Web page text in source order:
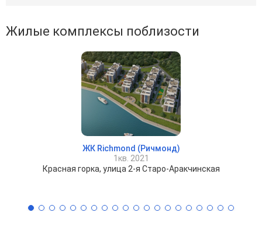
Жилые комплексы поблизости
ЖК Richmond (Ричмонд)
1кв. 2021
Красная горка, улица 2-я Старо-Аракчинская